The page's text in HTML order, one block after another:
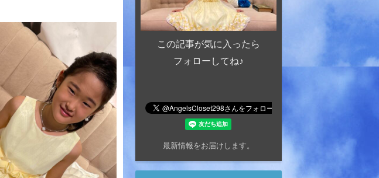
この記事が気に入ったら
フォローしてね♪
最新情報をお届けします。